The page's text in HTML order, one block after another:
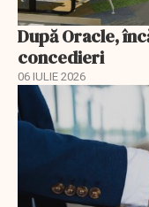
După Oracle,
concedieri
06 IULIE 2026